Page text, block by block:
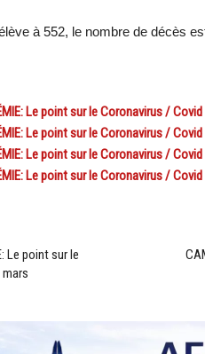
à 552, le nombre de décès
Le point sur le Coronavirus /
Le point sur le Coronavirus /
Le point sur le Coronavirus /
Le point sur le Coronavirus /
Le point sur le